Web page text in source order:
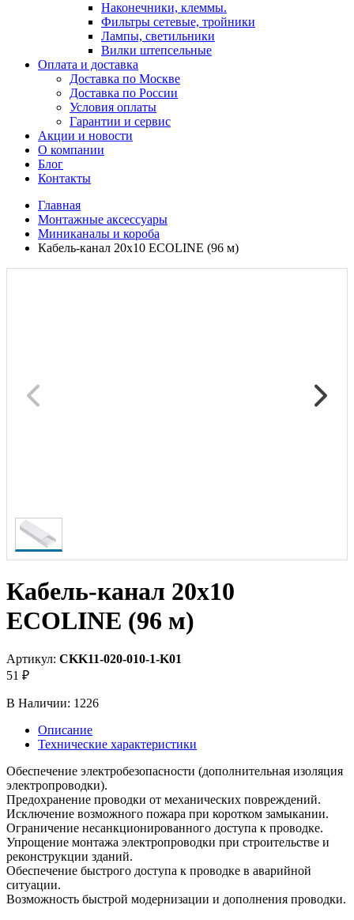
Наконечники, клеммы.
Фильтры сетевые, тройники
Лампы, светильники
Вилки штепсельные
Оплата и доставка
Доставка по Москве
Доставка по России
Условия оплаты
Гарантии и сервис
Акции и новости
О компании
Блог
Контакты
Главная
Монтажные аксессуары
Миниканалы и короба
Кабель-канал 20х10 ECOLINE (96 м)
Кабель-канал 20х10
ECOLINE (96 м)
Артикул: CKK11-020-010-1-K01
51 ₽
В Наличии: 1226
Описание
Технические характеристики
Обеспечение электробезопасности (дополнительная изоляция
электропроводки).
Предохранение проводки от механических повреждений.
Исключение возможного пожара при коротком замыкании.
Ограничение несанкционированного доступа к проводке.
Упрощение монтажа электропроводки при строительстве и
реконструкции зданий.
Обеспечение быстрого доступа к проводке в аварийной
ситуации.
Возможность быстрой модернизации и дополнения проводки.